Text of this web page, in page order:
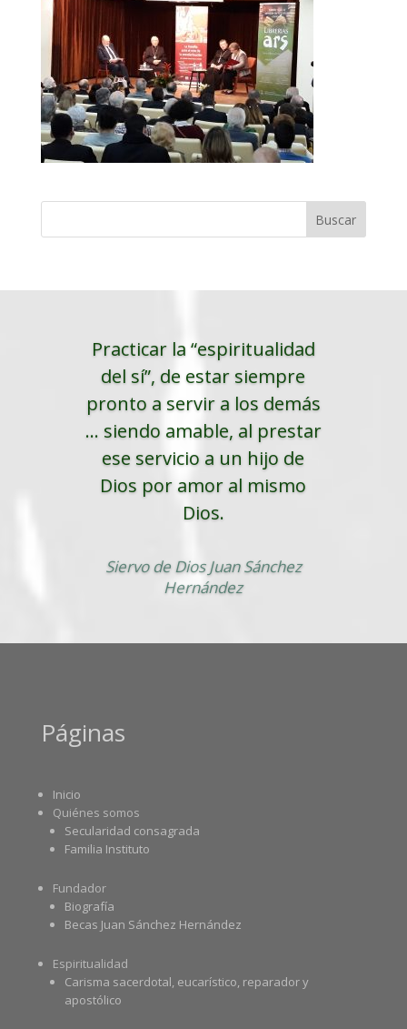
Practicar la “espiritualidad
del sí”, de estar siempre
pronto a servir a los demás
... siendo amable, al prestar
ese servicio a un hijo de
Dios por amor al mismo
Dios.
Siervo de Dios Juan Sánchez
Hernández
Páginas
Inicio
Quiénes somos
Secularidad consagrada
Familia Instituto
Fundador
Biografía
Becas Juan Sánchez Hernández
Espiritualidad
Carisma sacerdotal, eucarístico, reparador y
apostólico